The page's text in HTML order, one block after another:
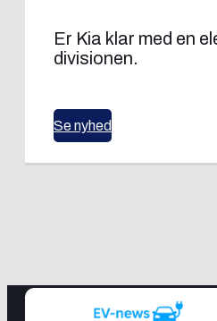
Er Kia klar med en
divisionen.
Se nyhed